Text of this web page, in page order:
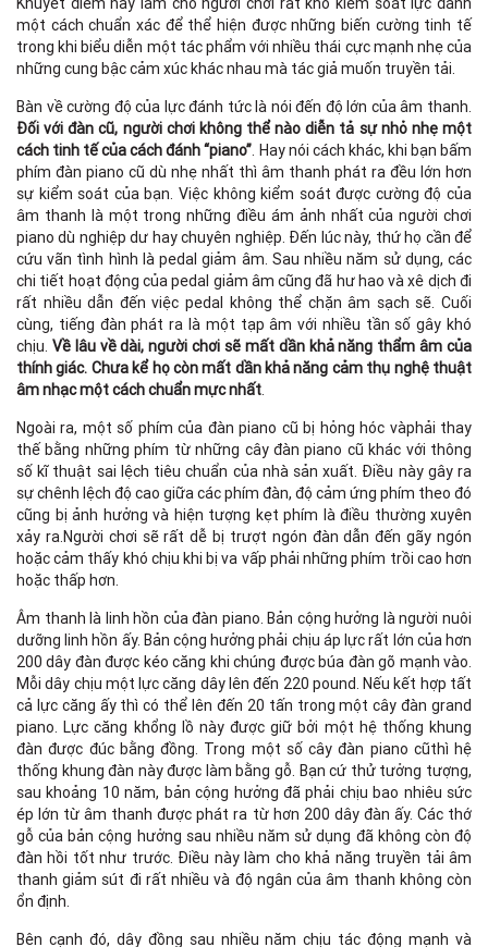
một cách chuẩn xác để thể hiện được những biến cường tinh tế
trong khi biểu diễn một tác phẩm với nhiều thái cực mạnh nhẹ của
những cung bậc cảm xúc khác nhau mà tác giả muốn truyền tải.
Bàn về cường độ của lực đánh tức là nói đến độ lớn của âm thanh.
Đối với đàn cũ, người chơi không thể nào diễn tả sự nhỏ nhẹ một
cách tinh tế của cách đánh “piano”. Hay nói cách khác, khi bạn bấm
phím đàn piano cũ dù nhẹ nhất thì âm thanh phát ra đều lớn hơn
sự kiểm soát của bạn. Việc không kiểm soát được cường độ của
âm thanh là một trong những điều ám ảnh nhất của người chơi
piano dù nghiệp dư hay chuyên nghiệp. Đến lúc này, thứ họ cần để
cứu vãn tình hình là pedal giảm âm. Sau nhiều năm sử dụng, các
chi tiết hoạt động của pedal giảm âm cũng đã hư hao và xê dịch đi
rất nhiều dẫn đến việc pedal không thể chặn âm sạch sẽ. Cuối
cùng, tiếng đàn phát ra là một tạp âm với nhiều tần số gây khó
chịu. Về lâu về dài, người chơi sẽ mất dần khả năng thẩm âm của
thính giác. Chưa kể họ còn mất dần khả năng cảm thụ nghệ thuật
âm nhạc một cách chuẩn mực nhất.
Ngoài ra, một số phím của đàn piano cũ bị hỏng hóc vàphải thay
thế bằng những phím từ những cây đàn piano cũ khác với thông
số kĩ thuật sai lệch tiêu chuẩn của nhà sản xuất. Điều này gây ra
sự chênh lệch độ cao giữa các phím đàn, độ cảm ứng phím theo đó
cũng bị ảnh hưởng và hiện tượng kẹt phím là điều thường xuyên
xảy ra.Người chơi sẽ rất dễ bị trượt ngón đàn dẫn đến gãy ngón
hoặc cảm thấy khó chịu khi bị va vấp phải những phím trồi cao hơn
hoặc thấp hơn.
Âm thanh là linh hồn của đàn piano. Bản cộng hưởng là người nuôi
dưỡng linh hồn ấy. Bản cộng hưởng phải chịu áp lực rất lớn của hơn
200 dây đàn được kéo căng khi chúng được búa đàn gõ mạnh vào.
Mỗi dây chịu một lực căng dây lên đến 220 pound. Nếu kết hợp tất
cả lực căng ấy thì có thể lên đến 20 tấn trong một cây đàn grand
piano. Lực căng khổng lồ này được giữ bởi một hệ thống khung
đàn được đúc bằng đồng. Trong một số cây đàn piano cũthì hệ
thống khung đàn này được làm bằng gỗ. Bạn cứ thử tưởng tượng,
sau khoảng 10 năm, bản cộng hưởng đã phải chịu bao nhiêu sức
ép lớn từ âm thanh được phát ra từ hơn 200 dây đàn ấy. Các thớ
gỗ của bản cộng hưởng sau nhiều năm sử dụng đã không còn độ
đàn hồi tốt như trước. Điều này làm cho khả năng truyền tải âm
thanh giảm sút đi rất nhiều và độ ngân của âm thanh không còn
ổn định.
Bên cạnh đó, dây đồng sau nhiều năm chịu tác động mạnh và